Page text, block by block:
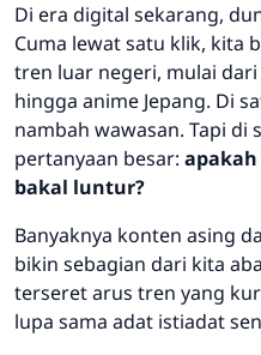
Di era digital sekarang,
Cuma lewat satu klik, kita
tren luar negeri, mulai
hingga anime Jepang. Di
nambah wawasan. Tapi di
pertanyaan besar:
bakal luntur?
Banyaknya konten asing
bikin sebagian dari kita
terseret arus tren yang
lupa sama adat istiadat